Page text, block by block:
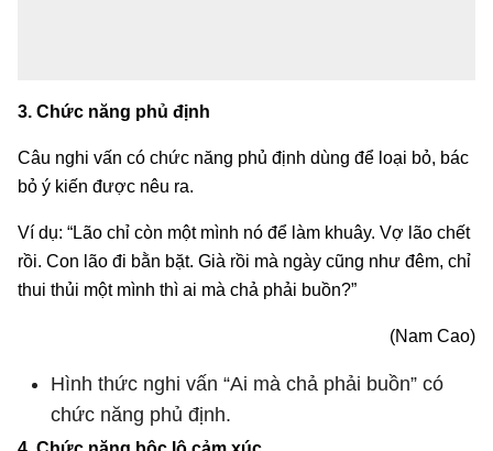
3. Chức năng phủ định
Câu nghi vấn có chức năng phủ định dùng để loại bỏ, bác
bỏ ý kiến được nêu ra.
Ví dụ: “Lão chỉ còn một mình nó để làm khuây. Vợ lão chết
rồi. Con lão đi bằn bặt. Già rồi mà ngày cũng như đêm, chỉ
thui thủi một mình thì ai mà chả phải buồn?”
(Nam Cao)
Hình thức nghi vấn “Ai mà chả phải buồn” có
chức năng phủ định.